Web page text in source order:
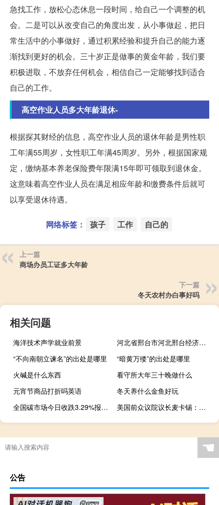
急找工作，放松心态休息一段时间，给自己一个调整的机
会。二是可以从改变自己的角度出发，从小事做起，把日
常生活中的小事做好，通过积累经验和提升自己的能力逐
渐找到更好的机会。三十岁正是做事的黄金年龄，我们要
积极进取，不放弃任何机会，相信自己一定能够找到适合
自己的工作。
高空作业人员多大年龄退休-
根据探其财经的信息，高空作业人员的退休年龄是男性职
工年满55周岁，女性职工年满45周岁。另外，根据国家规
定，缴纳基本养老保险费年限满15年即可领取到退休金。
这意味着高空作业人员在满足相应年龄和缴费条件后就可
以享受退休待遇。
网络标签： 孩子 工作 自己的
上一篇
商场办员工证多大年龄
下一篇
冬天农村办白事好吗
相关问题
海洋技术声学就业前景
河北省邢台市河北邢台经济开发区市高新技术开发区下辖村委会有哪些？
“不向南朝立谏名”的出处是哪里
“暗黄万缕”的出处是哪里
火碱是什么东西
看守所大年三十晚做什么
元宵节商品打折吗英语
冬天养什么金鱼好玩
全国碳市场今日收跌3.29%报72.30元/吨
美国前众议院议长麦卡锡：将“考虑”继续留任国会
☚
公告